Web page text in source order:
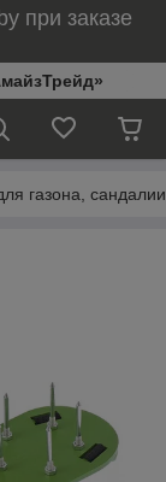
при заказе
газона,